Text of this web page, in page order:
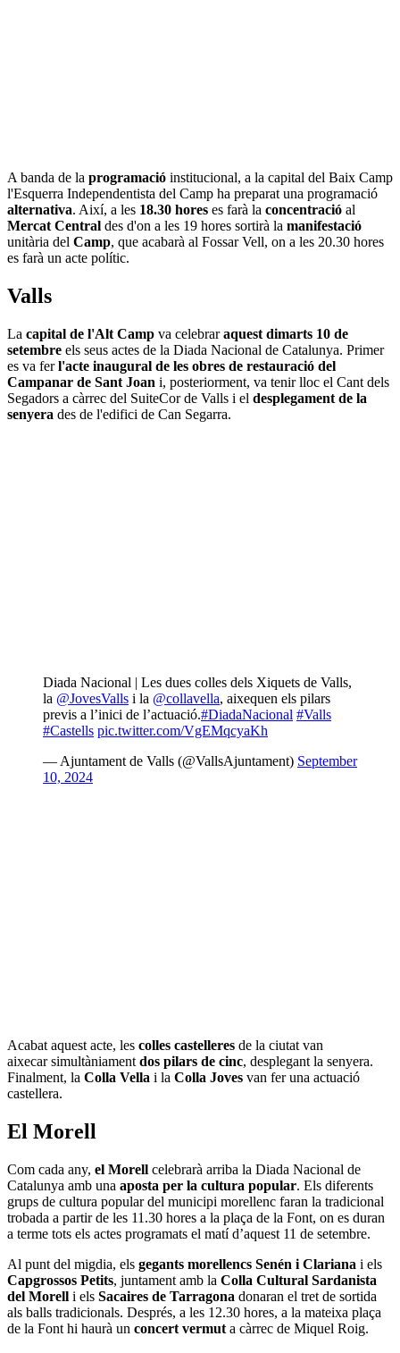
A banda de la programació institucional, a la capital del Baix Camp
l'Esquerra Independentista del Camp ha preparat una programació
alternativa. Així, a les 18.30 hores es farà la concentració al
Mercat Central des d'on a les 19 hores sortirà la manifestació
unitària del Camp, que acabarà al Fossar Vell, on a les 20.30 hores
es farà un acte polític.
Valls
La capital de l'Alt Camp va celebraraquest dimarts 10 de
setembre els seus actes de la Diada Nacional de Catalunya. Primer
es va ferl'acte inaugural de les obres de restauració del
Campanar de Sant Joan i, posteriorment, va tenir lloc el Cant dels
Segadors a càrrec del SuiteCor de Valls i el desplegament de la
senyera des de l'edifici de Can Segarra.
Diada Nacional | Les dues colles dels Xiquets de Valls,
la @JovesValls i la @collavella, aixequen els pilars
previs a l’inici de l’actuació.#DiadaNacional #Valls
#Castells pic.twitter.com/VgEMqcyaKh
— Ajuntament de Valls (@VallsAjuntament) September
10, 2024
Acabat aquest acte, les colles castelleres de la ciutat van
aixecar simultàniament dos pilars de cinc, desplegant la senyera.
Finalment, la Colla Vella i la Colla Joves van fer una actuació
castellera.
El Morell
Com cada any, el Morell celebrarà arriba la Diada Nacional de
Catalunya amb una aposta per la cultura popular. Els diferents
grups de cultura popular del municipi morellenc faran la tradicional
trobada a partir de les 11.30 hores a la plaça de la Font, on es duran
a terme tots els actes programats el matí d’aquest 11 de setembre.
Al punt del migdia, els gegants morellencs Senén i Clariana i els
Capgrossos Petits, juntament amb la Colla Cultural Sardanista
del Morell i els Sacaires de Tarragona donaran el tret de sortida
als balls tradicionals. Després, a les 12.30 hores, a la mateixa plaça
de la Font hi haurà un concert vermut a càrrec de Miquel Roig.